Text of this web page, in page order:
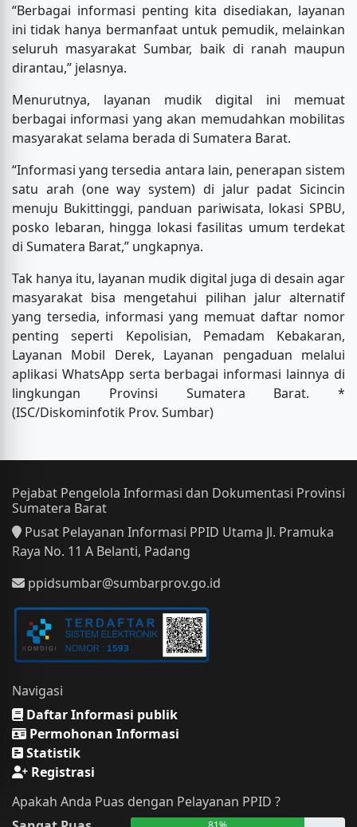
“Berbagai informasi penting kita disediakan, layanan
ini tidak hanya bermanfaat untuk pemudik, melainkan
seluruh masyarakat Sumbar, baik di ranah maupun
dirantau,” jelasnya.
Menurutnya, layanan mudik digital ini memuat
berbagai informasi yang akan memudahkan mobilitas
masyarakat selama berada di Sumatera Barat.
“Informasi yang tersedia antara lain, penerapan sistem
satu arah (one way system) di jalur padat Sicincin
menuju Bukittinggi, panduan pariwisata, lokasi SPBU,
posko lebaran, hingga lokasi fasilitas umum terdekat
di Sumatera Barat,” ungkapnya.
Tak hanya itu, layanan mudik digital juga di desain agar
masyarakat bisa mengetahui pilihan jalur alternatif
yang tersedia, informasi yang memuat daftar nomor
penting seperti Kepolisian, Pemadam Kebakaran,
Layanan Mobil Derek, Layanan pengaduan melalui
aplikasi WhatsApp serta berbagai informasi lainnya di
lingkungan Provinsi Sumatera Barat. *
(ISC/Diskominfotik Prov. Sumbar)
Pejabat Pengelola Informasi dan Dokumentasi Provinsi
Sumatera Barat
Pusat Pelayanan Informasi PPID Utama Jl. Pramuka
Raya No. 11 A Belanti, Padang
ppidsumbar@sumbarprov.go.id
Navigasi
Daftar Informasi publik
Permohonan Informasi
Statistik
Registrasi
Apakah Anda Puas dengan Pelayanan PPID ?